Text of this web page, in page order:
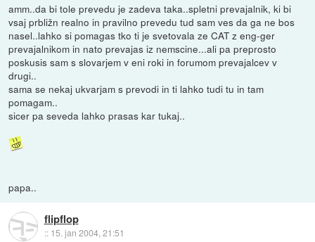
amm..da bi tole prevedu je zadeva taka..spletni prevajalnik, ki bi
vsaj prbližn realno in pravilno prevedu tud sam ves da ga ne bos
nasel..lahko si pomagas tko ti je svetovala ze CAT z eng-ger
prevajalnikom in nato prevajas iz nemscine...ali pa preprosto
poskusis sam s slovarjem v eni roki in forumom prevajalcev v
drugi..
sama se nekaj ukvarjam s prevodi in ti lahko tudi tu in tam
pomagam..
sicer pa seveda lahko prasas kar tukaj..
papa..
flipflop
:: 15. jan 2004, 21:51